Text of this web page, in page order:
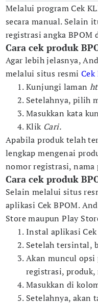
Melalui program Cek
secara manual. Selain
registrasi angka BPOM
Cara cek produk
Agar lebih jelasnya,
melalui situs resmi Cek
Kunjungi laman
Setelahnya, pilih
Masukkan kata
Klik Cari.
Apabila produk telah
lengkap mengenai
nomor registrasi, nama
Cara cek produk
Selain melalui situs
aplikasi Cek BPOM.
Store maupun Play
Instal aplikasi Cek
Setelah tersintal,
Akan muncul opsi
registrasi,
Masukkan di
Setelahnya, akan